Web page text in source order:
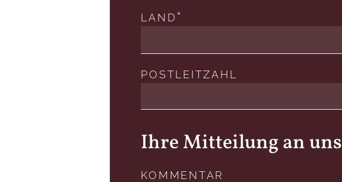
LAND
POSTLEITZAHL
Ihre Mitteilung an uns
KOMMENTAR